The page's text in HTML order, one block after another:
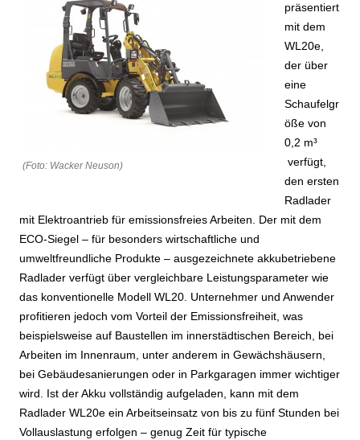
(Foto: Wacker Neuson)
präsentiert
mit dem
WL20e,
der über
eine
Schaufelgr
öße von
0,2 m³
verfügt,
den ersten
Radlader
mit Elektroantrieb für emissionsfreies Arbeiten. Der mit dem
ECO-Siegel – für besonders wirtschaftliche und
umweltfreundliche Produkte – ausgezeichnete akkubetriebene
Radlader verfügt über vergleichbare Leistungsparameter wie
das konventionelle Modell WL20. Unternehmer und Anwender
profitieren jedoch vom Vorteil der Emissionsfreiheit, was
beispielsweise auf Baustellen im innerstädtischen Bereich, bei
Arbeiten im Innenraum, unter anderem in Gewächshäusern,
bei Gebäudesanierungen oder in Parkgaragen immer wichtiger
wird. Ist der Akku vollständig aufgeladen, kann mit dem
Radlader WL20e ein Arbeitseinsatz von bis zu fünf Stunden bei
Vollauslastung erfolgen – genug Zeit für typische